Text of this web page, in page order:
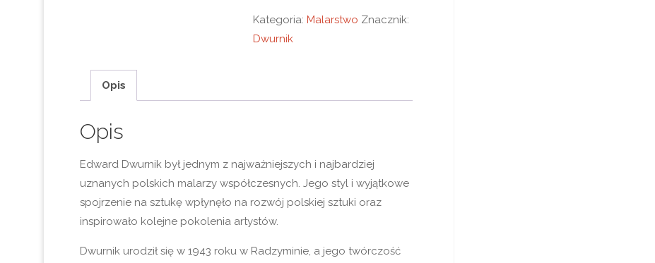
Kategoria: Malarstwo Znacznik:
Dwurnik
Opis
Opis
Edward Dwurnik był jednym z najważniejszych i najbardziej
uznanych polskich malarzy współczesnych. Jego styl i wyjątkowe
spojrzenie na sztukę wpłynęło na rozwój polskiej sztuki oraz
inspirowało kolejne pokolenia artystów.
Dwurnik urodził się w 1943 roku w Radzyminie, a jego twórczość